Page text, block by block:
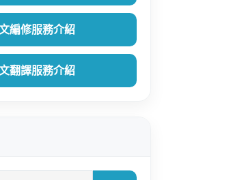
編修服務介紹
翻譯服務介紹